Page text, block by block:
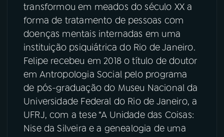
transformou em meados do século XX a
forma de tratamento de pessoas com
doenças mentais internadas em uma
instituição psiquiátrica do Rio de Janeiro.
Felipe recebeu em 2018 o título de doutor
em Antropologia Social pelo programa
de pós-graduação do Museu Nacional da
Universidade Federal do Rio de Janeiro, a
UFRJ, com a tese “A Unidade das Coisas:
Nise da Silveira e a genealogia de uma